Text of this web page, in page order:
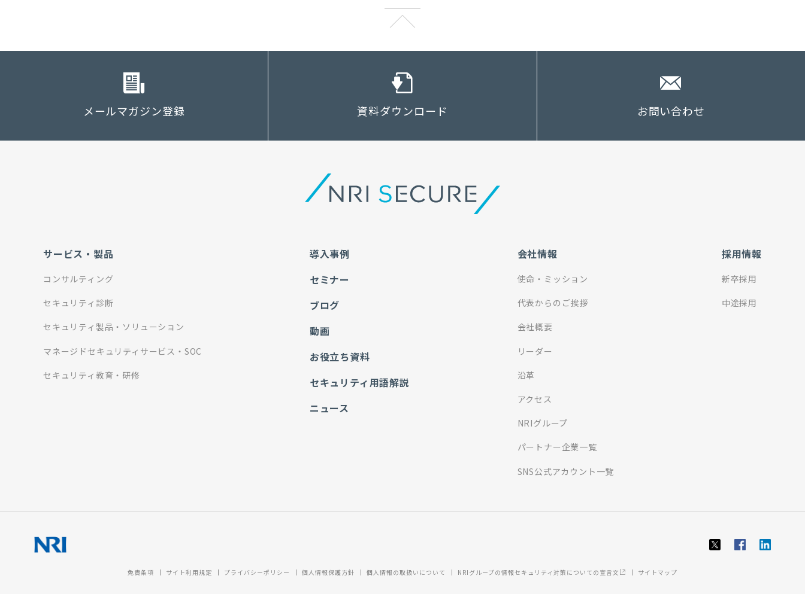
メールマガジン登録 資料ダウンロード お問い合わせ
サービス・製品
コンサルティング
セキュリティ診断
セキュリティ製品・ソリューション
マネージドセキュリティサービス・SOC
セキュリティ教育・研修
導入事例
セミナー
ブログ
動画
お役立ち資料
セキュリティ用語解説
ニュース
会社情報
使命・ミッション
代表からのご挨拶
会社概要
リーダー
沿革
アクセス
NRIグループ
パートナー企業一覧
SNS公式アカウント一覧
採用情報
新卒採用
中途採用
免責条項 サイト利用規定 プライバシーポリシー 個人情報保護方針 個人情報の取扱いについて NRIグループの情報セキュリティ対策についての宣言文 サイトマップ